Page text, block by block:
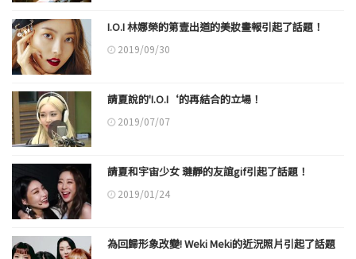
I.O.I 林娜榮的第壹出道的美妝畫報引起了話題！
2019/09/30
請夏說的'I.O.I‘的再結合的立場！
2019/07/07
請夏和宇宙少女 璉靜的友誼gif引起了話題！
2019/01/24
為回歸形象改變! Weki Meki的近況照片引起了話題